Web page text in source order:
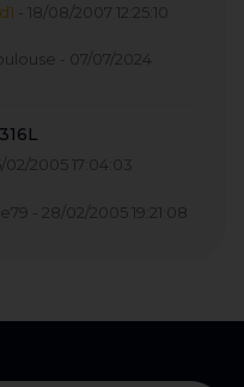
- 18/08/2007 12:25:10
- 07/07/2024
02/2005 17:04:03
- 28/02/2005 19:21:08